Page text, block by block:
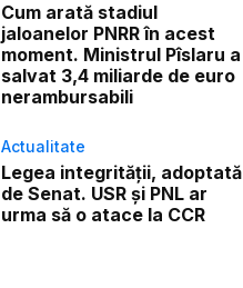
Cum arată stadiul
jaloanelor PNRR în acest
moment. Ministrul Pîslaru a
salvat 3,4 miliarde de euro
nerambursabili
Actualitate
Legea integrității, adoptată
de Senat. USR și PNL ar
urma să o atace la CCR